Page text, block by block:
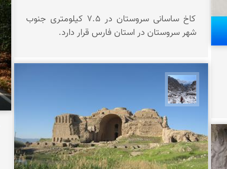
کاخ ساسانی سروستان در ۷.۵ کیلومتری جنوب
شهر سروستان در استان فارس قرار دارد.